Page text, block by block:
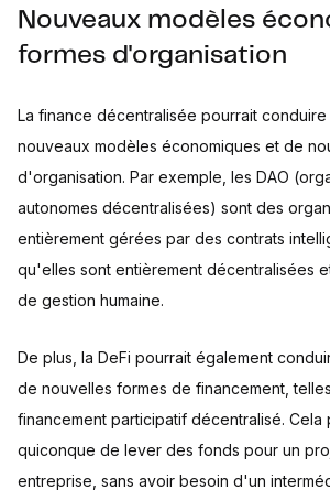
Nouveaux modèles
formes d'organisation
La finance décentralisée pourrait
nouveaux modèles économiques et de
d'organisation. Par exemple, les DAO
autonomes décentralisées) sont des
entièrement gérées par des contrats
qu'elles sont entièrement décentralisées
de gestion humaine.
De plus, la DeFi pourrait également
de nouvelles formes de financement,
financement participatif décentralisé. Cela
quiconque de lever des fonds pour un
entreprise, sans avoir besoin d'un